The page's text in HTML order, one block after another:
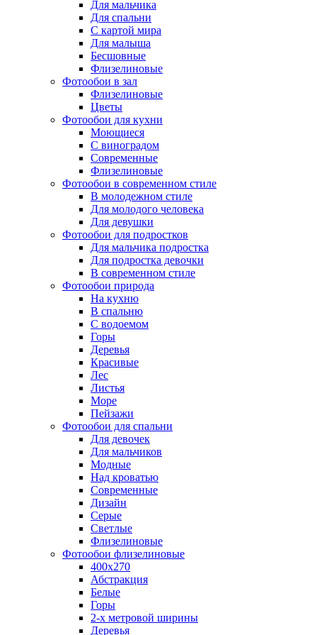
Для мальчика
Для спальни
С картой мира
Для малыша
Бесшовные
Флизелиновые
Фотообои в зал
Флизелиновые
Цветы
Фотообои для кухни
Моющиеся
С виноградом
Современные
Флизелиновые
Фотообои в современном стиле
В молодежном стиле
Для молодого человека
Для девушки
Фотообои для подростков
Для мальчика подростка
Для подростка девочки
В современном стиле
Фотообои природа
На кухню
В спальню
С водоемом
Горы
Деревья
Красивые
Лес
Листья
Море
Пейзажи
Фотообои для спальни
Для девочек
Для мальчиков
Модные
Над кроватью
Современные
Дизайн
Серые
Светлые
Флизелиновые
Фотообои флизелиновые
400х270
Абстракция
Белые
Горы
2-х метровой ширины
Деревья